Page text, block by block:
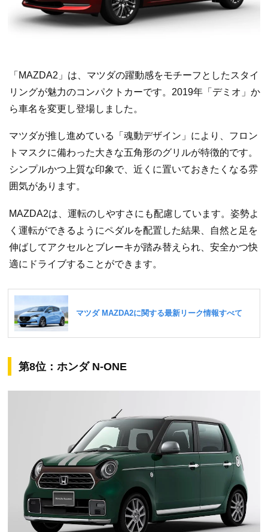
「MAZDA2」は、マツダの躍動感をモチーフとしたスタイ
リングが魅力のコンパクトカーです。2019年「デミオ」か
ら車名を変更し登場しました。
マツダが推し進めている「魂動デザイン」により、フロン
トマスクに備わった大きな五角形のグリルが特徴的です。
シンプルかつ上質な印象で、近くに置いておきたくなる雰
囲気があります。
MAZDA2は、運転のしやすさにも配慮しています。姿勢よ
く運転ができるようにペダルを配置した結果、自然と足を
伸ばしてアクセルとブレーキが踏み替えられ、安全かつ快
適にドライブすることができます。
第8位：ホンダ N-ONE